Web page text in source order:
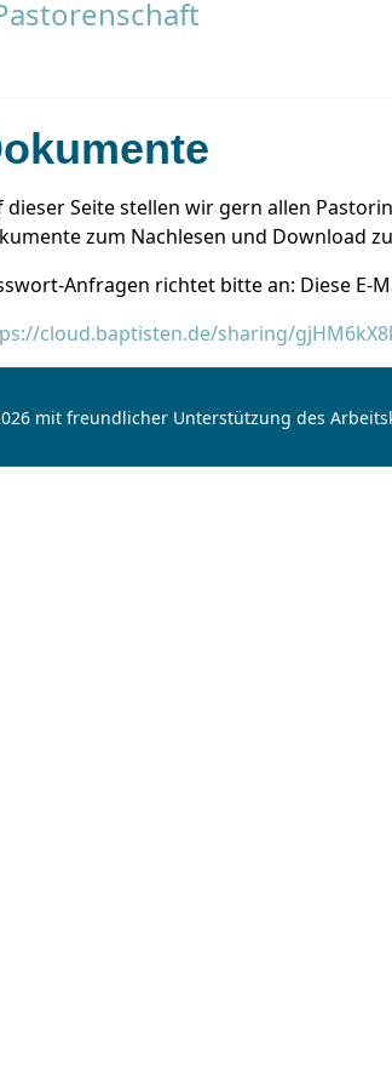
dieser Seite stellen wir gern allen
zum Nachlesen und Download
Anfragen richtet bitte an: Diese E-
cloud.baptisten.de/sharing/
mit freundlicher Unterstützung des